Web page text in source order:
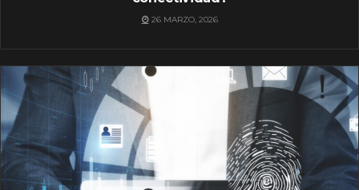
26 MARZO, 2026